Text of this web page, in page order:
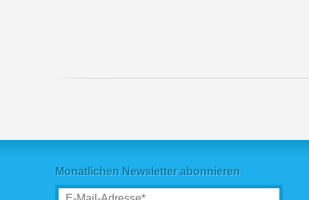
Monatlichen Newsletter abonnieren